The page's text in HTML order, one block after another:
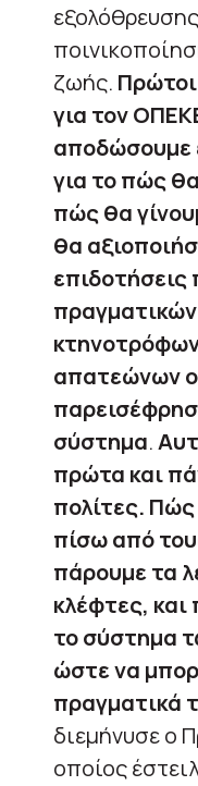
ζωής.
για τον
αποδώσουμε
για το πώς
πώς θα
θα
απατεώνων
σύστημα.
πρώτα και
πολίτες.
πίσω από
πάρουμε τα
κλέφτες,
το σύστημα
ώστε να
πραγματικά
διεμήνυσε ο
οποίος